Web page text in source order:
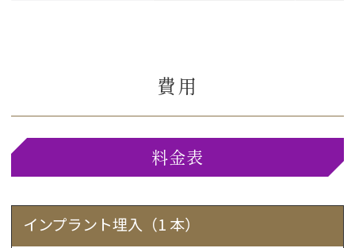
費用
料金表
インプラント埋入（1 本）